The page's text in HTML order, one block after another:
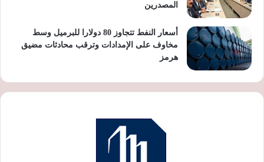
المصدرين
أسعار النفط تتجاوز 80 دولارا للبرميل وسط
مخاوف على الإمدادات وترقب محادثات مضيق
هرمز